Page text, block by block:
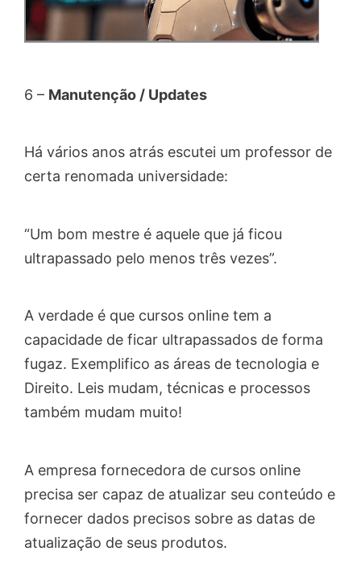
6 – Manutenção / Updates
Há vários anos atrás escutei um professor de
certa renomada universidade:
“Um bom mestre é aquele que já ficou
ultrapassado pelo menos três vezes”.
A verdade é que cursos online tem a
capacidade de ficar ultrapassados de forma
fugaz. Exemplifico as áreas de tecnologia e
Direito. Leis mudam, técnicas e processos
também mudam muito!
A empresa fornecedora de cursos online
precisa ser capaz de atualizar seu conteúdo e
fornecer dados precisos sobre as datas de
atualização de seus produtos.